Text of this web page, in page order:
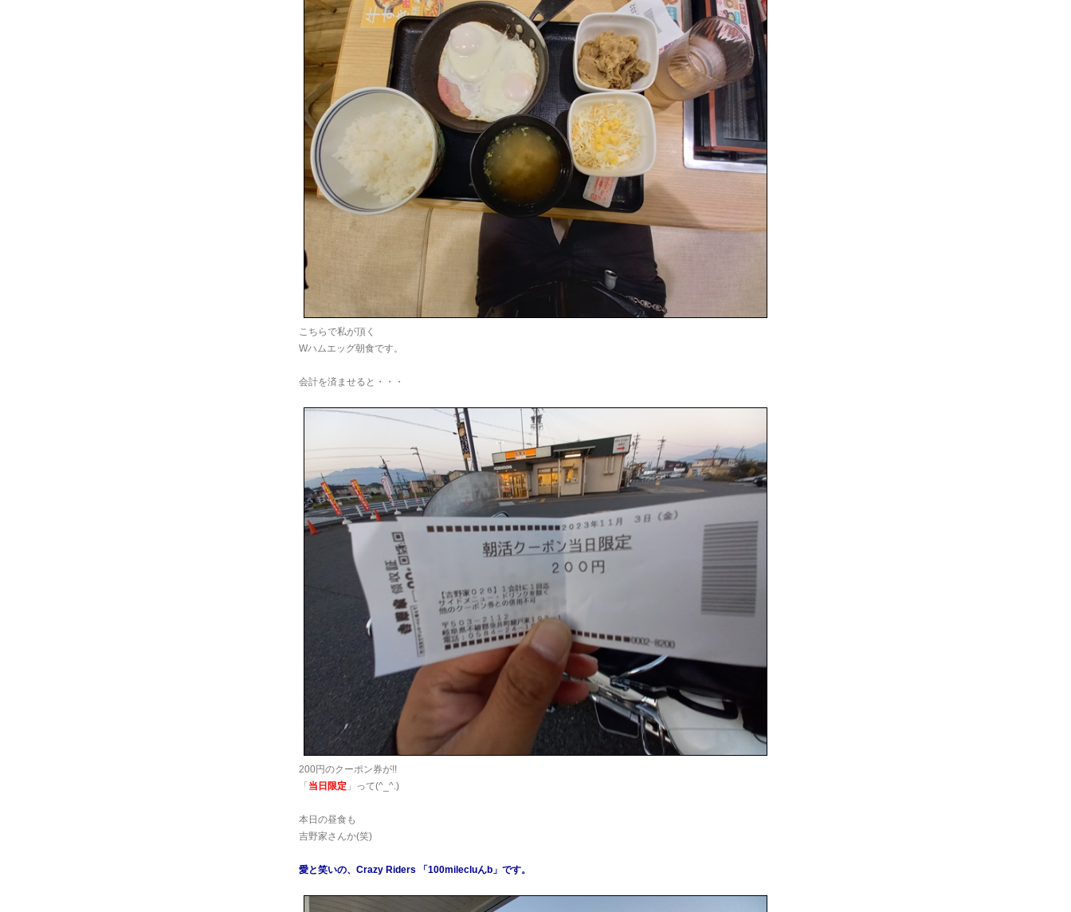
こちらで私が頂く
Wハムエッグ朝食です。
会計を済ませると・・・
200円のクーポン券が!!
「 当日限定 」って(^_^.)
本日の昼食も
吉野家さんか(笑)
愛と笑いの、Crazy Riders 「100milecluんb」です。